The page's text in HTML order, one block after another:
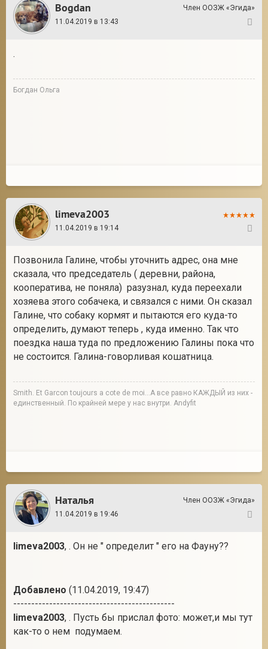
Bogdan
Член ООЗЖ «Эгида»
11.04.2019 в 13:43
.
Богдан Ольга
limeva2003
11.04.2019 в 19:14
Позвонила Галине, чтобы уточнить адрес, она мне
сказала, что председатель ( деревни, района,
кооператива, не поняла) разузнал, куда переехали
хозяева этого собачека, и связался с ними. Он сказал
Галине, что собаку кормят и пытаются его куда-то
определить, думают теперь , куда именно. Так что
поездка наша туда по предложению Галины пока что
не состоится. Галина-говорливая кошатница.
Smith. Et Garcon toujours a cote de moi...А все равно КАЖДЫЙ из них -
единственный. По крайней мере у нас внутри. Andyfit
Наталья
Член ООЗЖ «Эгида»
11.04.2019 в 19:46
limeva2003, . Он не " определит " его на Фауну??
Добавлено (11.04.2019, 19:47)
---------------------------------------------
limeva2003, . Пусть бы прислал фото: может,и мы тут
как-то о нем подумаем.